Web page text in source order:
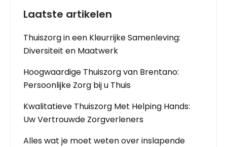
Laatste artikelen
Thuiszorg in een Kleurrijke Samenleving:
Diversiteit en Maatwerk
Hoogwaardige Thuiszorg van Brentano:
Persoonlijke Zorg bij u Thuis
Kwalitatieve Thuiszorg Met Helping Hands:
Uw Vertrouwde Zorgverleners
Alles wat je moet weten over inslapende